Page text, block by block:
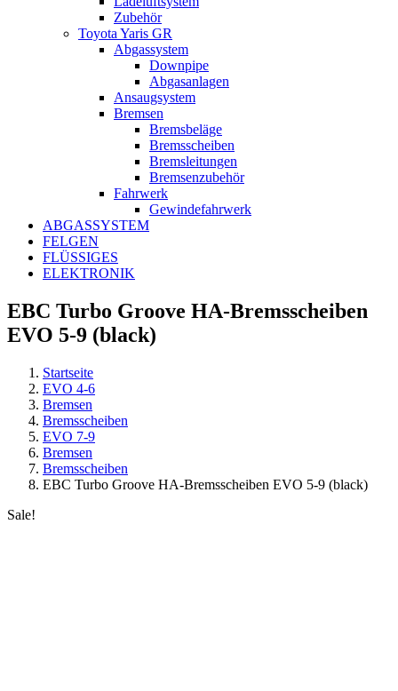
Zubehör
Toyota Yaris GR
Abgassystem
Downpipe
Abgasanlagen
Ansaugsystem
Bremsen
Bremsbeläge
Bremsscheiben
Bremsleitungen
Bremsenzubehör
Fahrwerk
Gewindefahrwerk
ABGASSYSTEM
FELGEN
FLÜSSIGES
ELEKTRONIK
EBC Turbo Groove HA-Bremsscheiben
EVO 5-9 (black)
Startseite
EVO 4-6
Bremsen
Bremsscheiben
EVO 7-9
Bremsen
Bremsscheiben
EBC Turbo Groove HA-Bremsscheiben EVO 5-9 (black)
Sale!